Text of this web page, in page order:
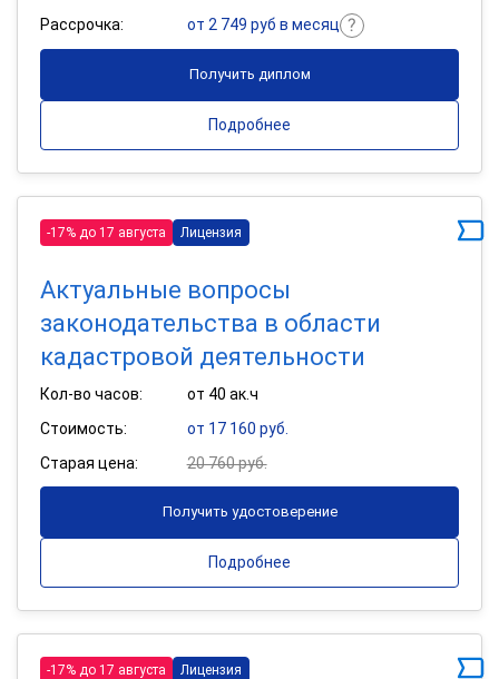
Рассрочка:
от 2 749 руб в месяц
Получить диплом
Подробнее
-17% до 17 августа Лицензия
Актуальные вопросы
законодательства в области
кадастровой деятельности
Кол-во часов:
от 40 ак.ч
Стоимость:
от 17 160 руб.
Старая цена:
20 760 руб.
Получить удостоверение
Подробнее
-17% до 17 августа Лицензия